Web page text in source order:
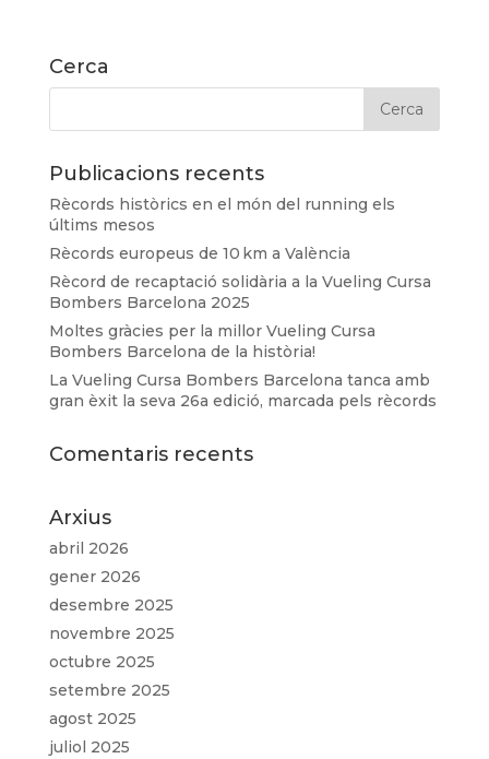
Cerca
Publicacions recents
Rècords històrics en el món del running els
últims mesos
Rècords europeus de 10 km a València
Rècord de recaptació solidària a la Vueling Cursa
Bombers Barcelona 2025
Moltes gràcies per la millor Vueling Cursa
Bombers Barcelona de la història!
La Vueling Cursa Bombers Barcelona tanca amb
gran èxit la seva 26a edició, marcada pels rècords
Comentaris recents
Arxius
abril 2026
gener 2026
desembre 2025
novembre 2025
octubre 2025
setembre 2025
agost 2025
juliol 2025